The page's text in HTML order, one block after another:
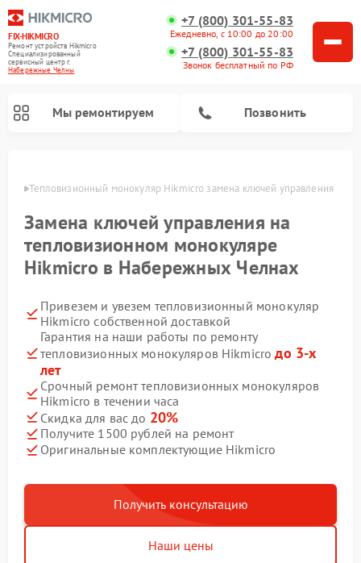
FIX-HIKMICRO
Ремонт устройств Hikmicro
Специализированный
cервисный центр г.
Набережные Челны
+7 (800) 301-55-83
Ежедневно, с 10:00 до 20:00
+7 (800) 301-55-83
Звонок бесплатный по РФ
Мы ремонтируем Позвонить
Тепловизионный монокуляр Hikmicro замена ключей управления
Замена ключей управления на
тепловизионном монокуляре
Hikmicro в Набережных Челнах
Привезем и увезем тепловизионный монокуляр
Hikmicro собственной доставкой
Гарантия на наши работы по ремонту
тепловизионных монокуляров Hikmicroдо 3-х
лет
Срочный ремонт тепловизионных монокуляров
Hikmicro в течении часа
Скидка для вас до 20%
Получите 1500 рублей на ремонт
Оригинальные комплектующие Hikmicro
Получить консультацию
Наши цены